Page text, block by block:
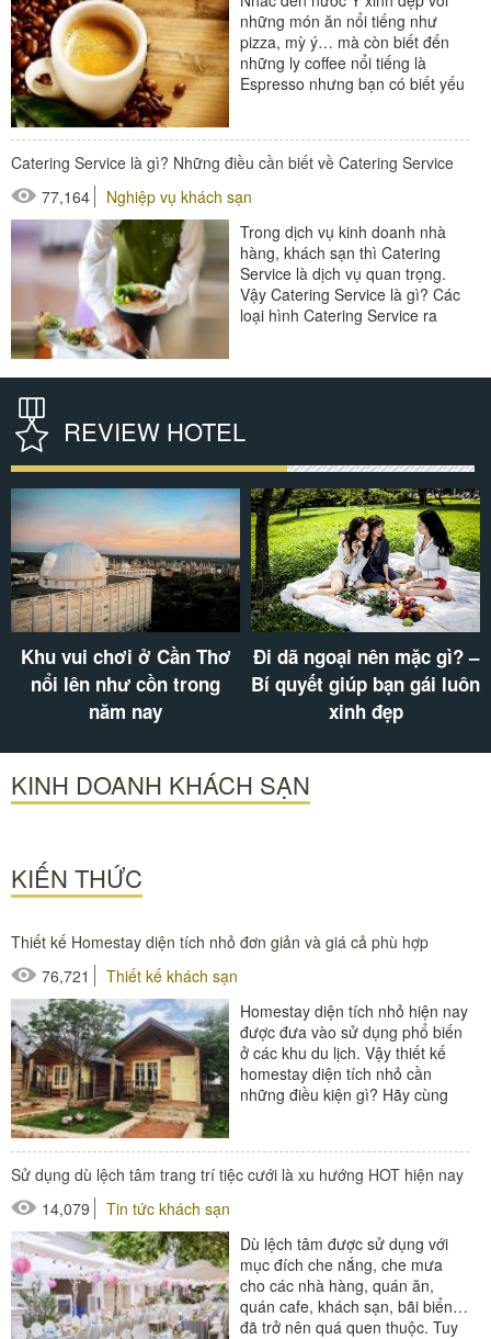
#xe giặt là
những món ăn nổi tiếng như
pizza, mỳ ý… mà còn biết đến
những ly coffee nổi tiếng là
Espresso nhưng bạn có biết yếu
#thiết bị nhà hàng - bếp
Catering Service là gì? Những điều cần biết về Catering Service
77,164
Nghiệp vụ khách sạn
Trong dịch vụ kinh doanh nhà
hàng, khách sạn thì Catering
Service là dịch vụ quan trọng.
Vậy Catering Service là gì? Các
loại hình Catering Service ra
REVIEW HOTEL
Khu vui chơi ở Cần Thơ
nổi lên như cồn trong
năm nay
Đi dã ngoại nên mặc gì? –
Bí quyết giúp bạn gái luôn
xinh đẹp
KINH DOANH KHÁCH SẠN
KIẾN THỨC
Thiết kế Homestay diện tích nhỏ đơn giản và giá cả phù hợp
76,721
Thiết kế khách sạn
Homestay diện tích nhỏ hiện nay
được đưa vào sử dụng phổ biến
ở các khu du lịch. Vậy thiết kế
homestay diện tích nhỏ cần
những điều kiện gì? Hãy cùng
#ghế bể bơi
#ghế công viên
Sử dụng dù lệch tâm trang trí tiệc cưới là xu hướng HOT hiện nay
14,079
Tin tức khách sạn
Dù lệch tâm được sử dụng với
mục đích che nắng, che mưa
cho các nhà hàng, quán ăn,
quán cafe, khách sạn, bãi biển…
đã trở nên quá quen thuộc. Tuy